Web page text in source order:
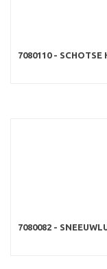
7080110 - SCHOTSE
7080082 -